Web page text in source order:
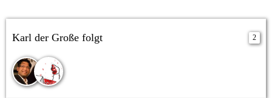
Karl der Große folgt 2